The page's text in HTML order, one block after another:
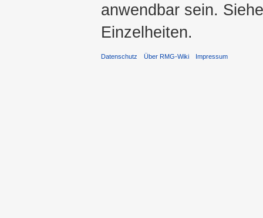
anwendbar sein.
Einzelheiten.
Datenschutz Über RMG-Wiki Impressum